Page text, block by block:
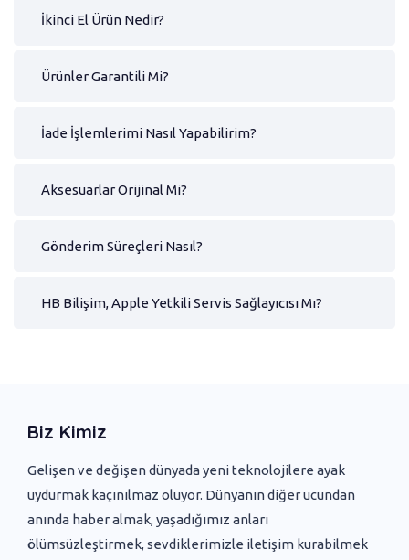
İkinci El Ürün Nedir?
Ürünler Garantili Mi?
İade İşlemlerimi Nasıl Yapabilirim?
Aksesuarlar Orijinal Mi?
Gönderim Süreçleri Nasıl?
HB Bilişim, Apple Yetkili Servis Sağlayıcısı Mı?
Biz Kimiz
Gelişen ve değişen dünyada yeni ‌teknolojilere ayak
uydurmak kaçınılmaz oluyor. Dünyanın diğer ucundan
anında haber almak, yaşadığımız anları
ölümsüzleştirmek, sevdiklerimizle iletişim kurabilmek